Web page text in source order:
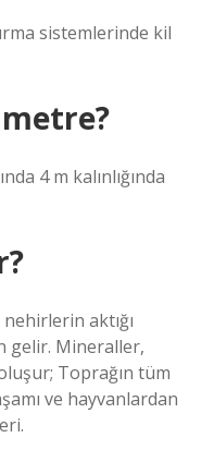
sistemlerinde kil
4 m kalınlığında
aktığı
gelir. Mineraller,
Toprağın tüm
ve hayvanlardan